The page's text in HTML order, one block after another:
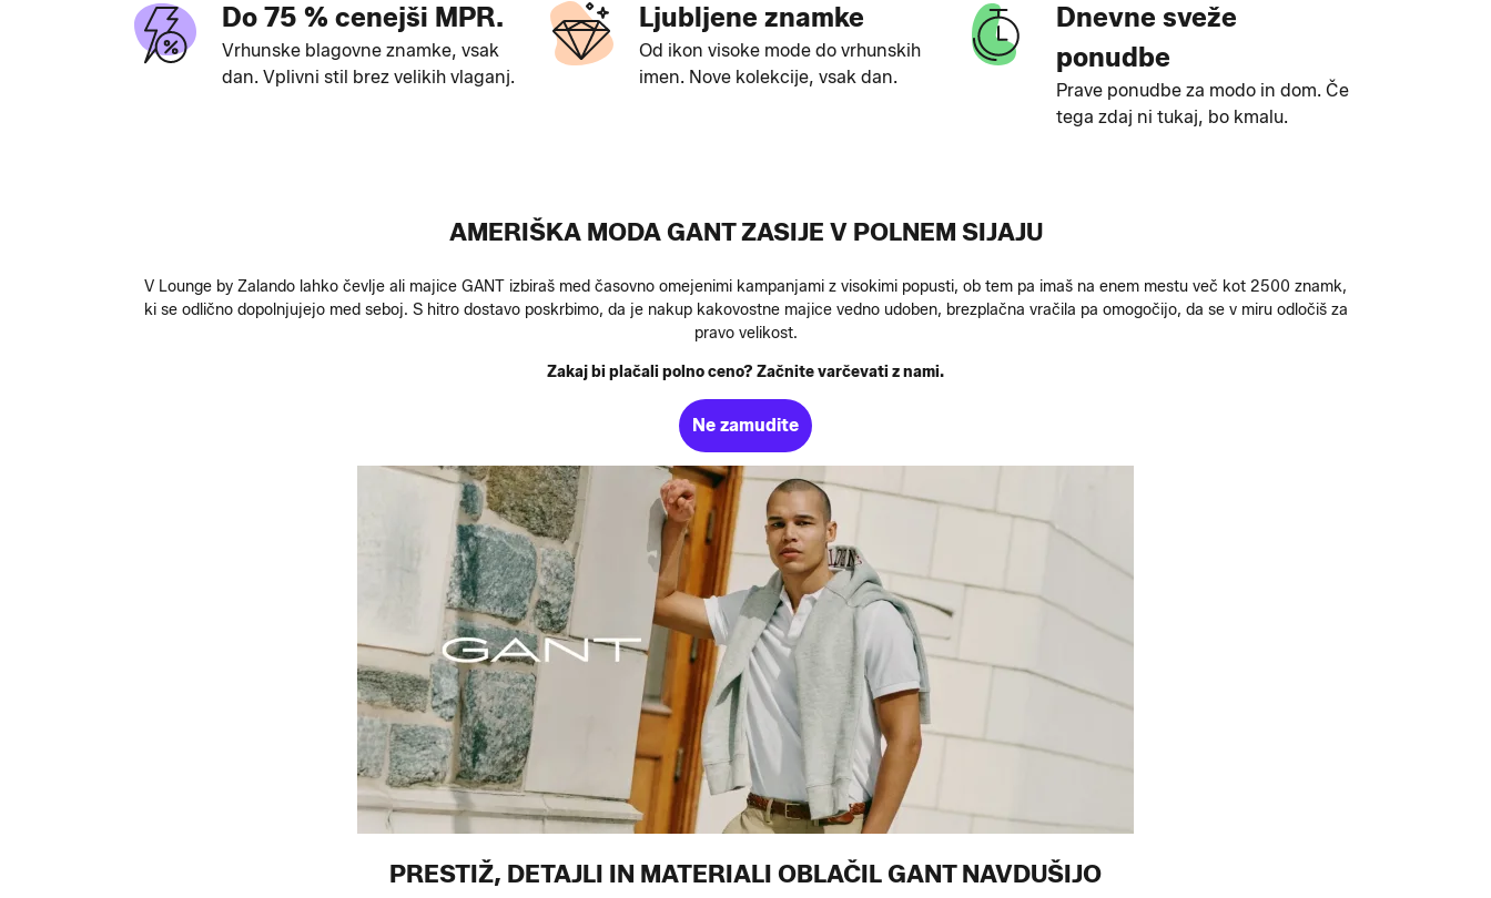
Do 75 % cenejši MPR.
Vrhunske blagovne znamke, vsak
dan. Vplivni stil brez velikih vlaganj.
Ljubljene znamke
Od ikon visoke mode do vrhunskih
imen. Nove kolekcije, vsak dan.
Dnevne sveže
ponudbe
Prave ponudbe za modo in dom. Če
tega zdaj ni tukaj, bo kmalu.
AMERIŠKA MODA GANT ZASIJE V POLNEM SIJAJU
V Lounge by Zalando lahko čevlje ali majice GANT izbiraš med časovno omejenimi kampanjami z visokimi popusti, ob tem pa imaš na enem mestu več kot 2500 znamk,
ki se odlično dopolnjujejo med seboj. S hitro dostavo poskrbimo, da je nakup kakovostne majice vedno udoben, brezplačna vračila pa omogočijo, da se v miru odločiš za
pravo velikost.
Zakaj bi plačali polno ceno? Začnite varčevati z nami.
Ne zamudite
PRESTIŽ, DETAJLI IN MATERIALI OBLAČIL GANT NAVDUŠIJO